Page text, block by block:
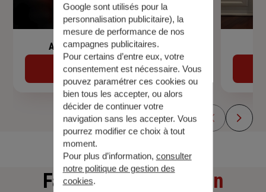
Assurance de prêt immobilier
Découvrir
Faitesune simulation
Google sont utilisés pour la
personnalisation publicitaire), la
mesure de performance de nos
campagnes publicitaires.
Pour certains d’entre eux, votre
consentement est nécessaire. Vous
pouvez paramétrer ces cookies ou
bien tous les accepter, ou alors
décider de continuer votre
navigation sans les accepter. Vous
pourrez modifier ce choix à tout
moment.
Pour plus d’information, consulter
notre politique de gestion des
cookies.